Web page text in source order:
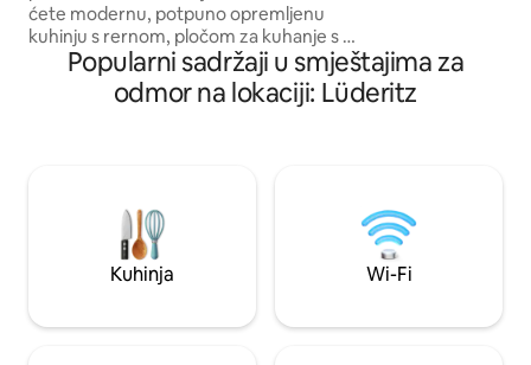
ćete modernu, potpuno opremljenu
kuhinju s rernom, pločom za kuhanje s 4
tanjira, ventilatorom,
frižiderom/zamrzivačem, mikrovalnom
pećnicom, kuhalom za vodu i
kupatilo s tuš kabinom, umivaonikom i
doručak na terasi je apsolutno obavezan.
Popularni sadržaji u smještajima za
odmor na lokaciji: Lüderitz
Kuhinja Wi-Fi